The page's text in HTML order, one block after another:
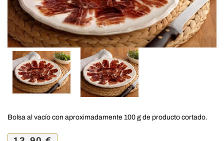
Bolsa al vacío con aproximadamente 100 g de producto cortado.